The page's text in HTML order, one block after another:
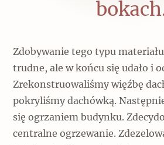
Zdobywanie tego typu
trudne, ale w końcu się udało i
Zrekonstruowaliśmy więźbę
pokryliśmy dachówką.
się ogrzaniem budynku.
centralne ogrzewanie.